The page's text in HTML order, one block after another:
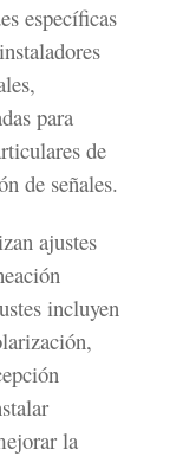
específicas
para
de
de señales.
ajustes
incluyen
la